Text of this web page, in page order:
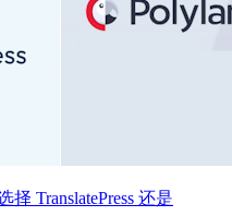
择 TranslatePress 还是